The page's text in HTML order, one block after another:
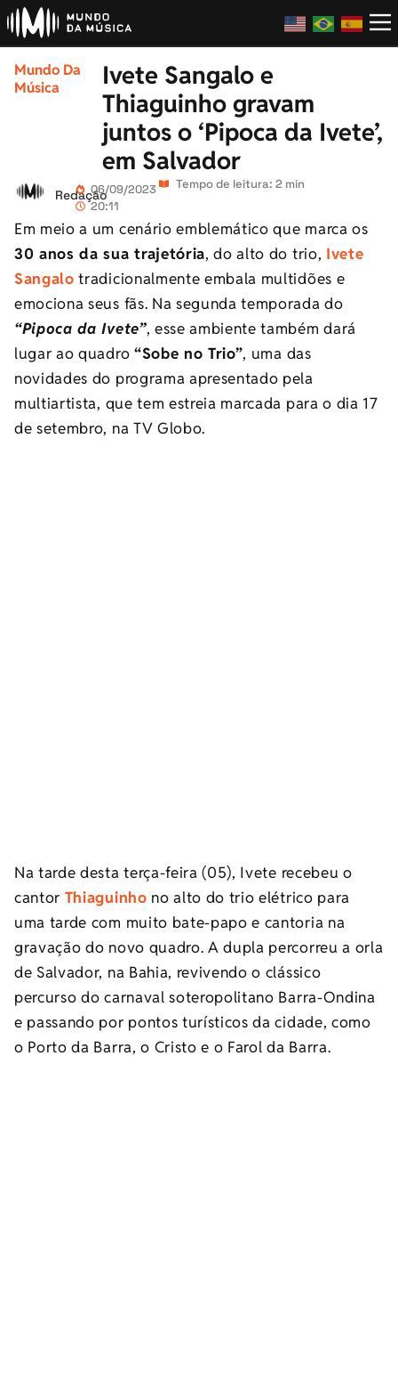
Mundo Da
Música
Ivete Sangalo e
Thiaguinho gravam
juntos o ‘Pipoca da Ivete’,
em Salvador
Redação06/09/2023
20:11
Tempo de leitura: 2 min
Em meio a um cenário emblemático que marca os
30 anos da sua trajetória, do alto do trio, Ivete
Sangalo tradicionalmente embala multidões e
emociona seus fãs. Na segunda temporada do
“Pipoca da Ivete”, esse ambiente também dará
lugar ao quadro “Sobe no Trio”, uma das
novidades do programa apresentado pela
multiartista, que tem estreia marcada para o dia 17
de setembro, na TV Globo.
Na tarde desta terça-feira (05), Ivete recebeu o
cantor Thiaguinho no alto do trio elétrico para
uma tarde com muito bate-papo e cantoria na
gravação do novo quadro. A dupla percorreu a orla
de Salvador, na Bahia, revivendo o clássico
percurso do carnaval soteropolitano Barra-Ondina
e passando por pontos turísticos da cidade, como
o Porto da Barra, o Cristo e o Farol da Barra.